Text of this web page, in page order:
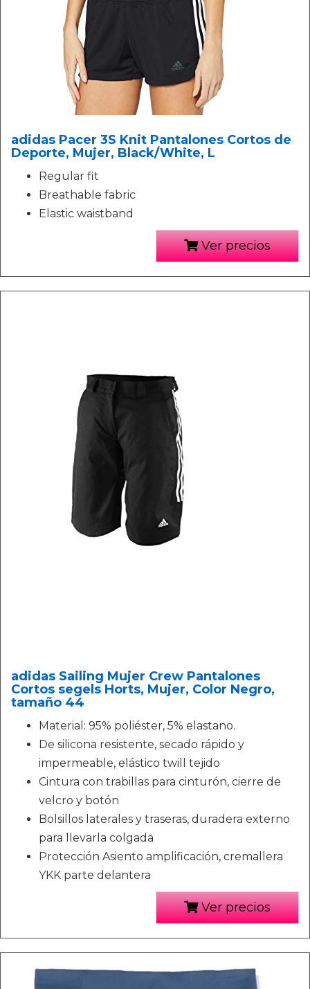
adidas Pacer 3S Knit Pantalones Cortos de
Deporte, Mujer, Black/White, L
Regular fit
Breathable fabric
Elastic waistband
Ver precios
adidas Sailing Mujer Crew Pantalones
Cortos segels Horts, Mujer, Color Negro,
tamaño 44
Material: 95% poliéster, 5% elastano.
De silicona resistente, secado rápido y
impermeable, elástico twill tejido
Cintura con trabillas para cinturón, cierre de
velcro y botón
Bolsillos laterales y traseras, duradera externo
para llevarla colgada
Protección Asiento amplificación, cremallera
YKK parte delantera
Ver precios